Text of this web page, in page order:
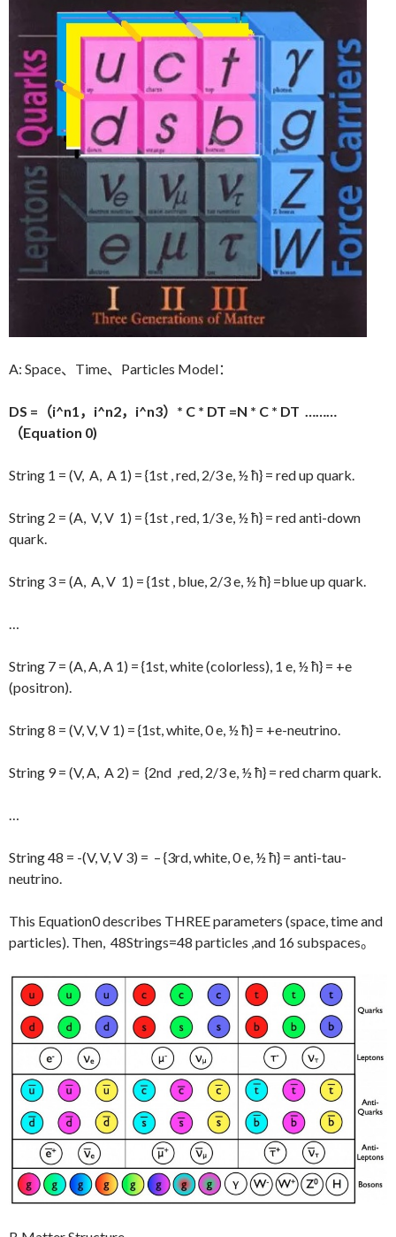
A: Space、Time、Particles Model：
DS =（i^n1，i^n2，i^n3）* C * DT =N * C * DT ………
（Equation 0)
String 1 = (V, A, A 1) = {1st , red, 2/3 e, ½ ħ} = red up quark.
String 2 = (A, V, V 1) = {1st , red, 1/3 e, ½ ħ} = red anti-down
quark.
String 3 = (A, A, V 1) = {1st , blue, 2/3 e, ½ ħ} =blue up quark.
…
String 7 = (A, A, A 1) = {1st, white (colorless), 1 e, ½ ħ} = +e
(positron).
String 8 = (V, V, V 1) = {1st, white, 0 e, ½ ħ} = +e-neutrino.
String 9 = (V, A, A 2) = {2nd ,red, 2/3 e, ½ ħ} = red charm quark.
…
String 48 = -(V, V, V 3) = – {3rd, white, 0 e, ½ ħ} = anti-tau-
neutrino.
This Equation0 describes THREE parameters (space, time and
particles). Then, 48Strings=48 particles ,and 16 subspaces。